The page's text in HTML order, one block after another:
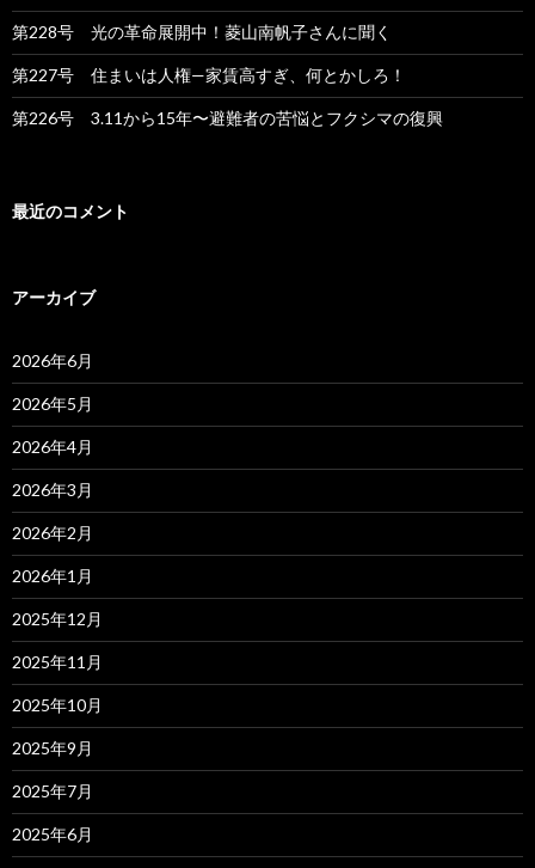
第228号 光の革命展開中！菱山南帆子さんに聞く
第227号 住まいは人権—家賃高すぎ、何とかしろ！
第226号 3.11から15年〜避難者の苦悩とフクシマの復興
最近のコメント
アーカイブ
2026年6月
2026年5月
2026年4月
2026年3月
2026年2月
2026年1月
2025年12月
2025年11月
2025年10月
2025年9月
2025年7月
2025年6月